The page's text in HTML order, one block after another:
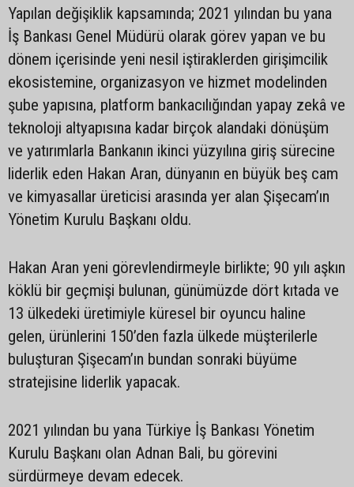
Yapılan değişiklik kapsamında; 2021 yılından bu yana
İş Bankası Genel Müdürü olarak görev yapan ve bu
dönem içerisinde yeni nesil iştiraklerden girişimcilik
ekosistemine, organizasyon ve hizmet modelinden
şube yapısına, platform bankacılığından yapay zekâ ve
teknoloji altyapısına kadar birçok alandaki dönüşüm
ve yatırımlarla Bankanın ikinci yüzyılına giriş sürecine
liderlik eden Hakan Aran, dünyanın en büyük beş cam
ve kimyasallar üreticisi arasında yer alan Şişecam’ın
Yönetim Kurulu Başkanı oldu.
Hakan Aran yeni görevlendirmeyle birlikte; 90 yılı aşkın
köklü bir geçmişi bulunan, günümüzde dört kıtada ve
13 ülkedeki üretimiyle küresel bir oyuncu haline
gelen, ürünlerini 150’den fazla ülkede müşterilerle
buluşturan Şişecam’ın bundan sonraki büyüme
stratejisine liderlik yapacak.
2021 yılından bu yana Türkiye İş Bankası Yönetim
Kurulu Başkanı olan Adnan Bali, bu görevini
sürdürmeye devam edecek.